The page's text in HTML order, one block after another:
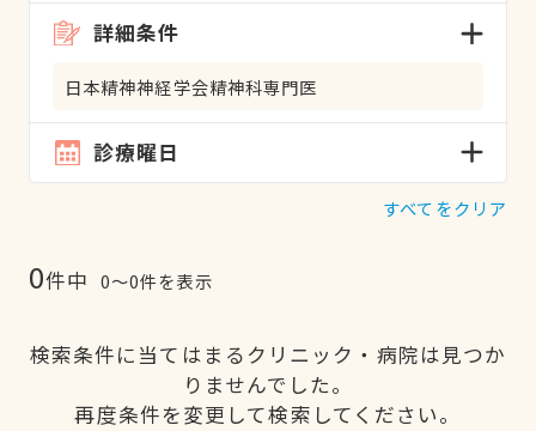
詳細条件
日本精神神経学会精神科専門医
診療曜日
すべてをクリア
0件中 0〜0件を表示
検索条件に当てはまるクリニック・病院は見つか
りませんでした。
再度条件を変更して検索してください。